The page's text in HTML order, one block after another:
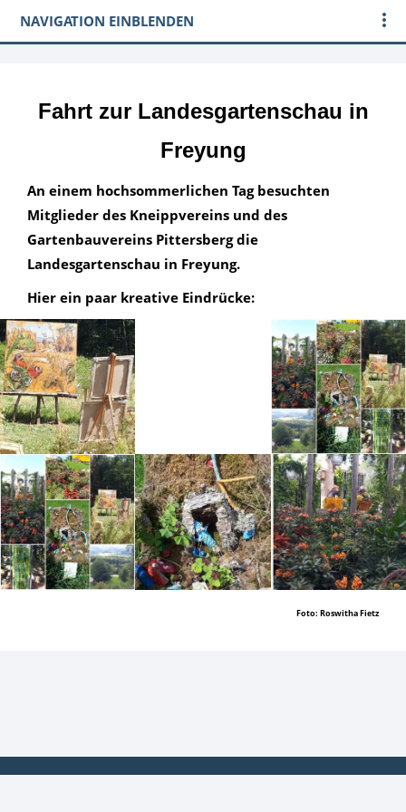
NAVIGATION EINBLENDEN
Fahrt zur Landesgartenschau in
Freyung
An einem hochsommerlichen Tag besuchten
Mitglieder des Kneippvereins und des
Gartenbauvereins Pittersberg die
Landesgartenschau in Freyung.
Hier ein paar kreative Eindrücke:
Mehr erfahren Mehr erfahren
Foto: Roswitha Fietz